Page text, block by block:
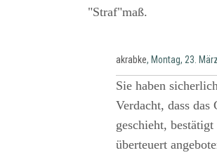
"Straf"maß.
akrabke, Montag, 23.
Sie haben
Verdacht, dass das
geschieht,
überteuert